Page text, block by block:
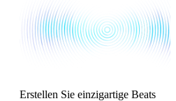
Erstellen Sie einzigartige Beats